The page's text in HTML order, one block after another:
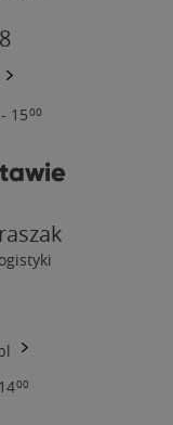
- 1500
00